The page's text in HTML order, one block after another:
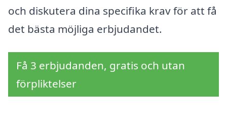
och diskutera dina specifika krav för att få
det bästa möjliga erbjudandet.
Få 3 erbjudanden, gratis och utan
förpliktelser